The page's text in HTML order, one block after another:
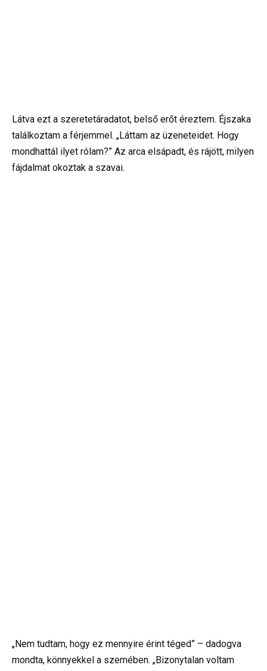
Látva ezt a szeretetáradatot, belső erőt éreztem. Éjszaka
találkoztam a férjemmel. „Láttam az üzeneteidet. Hogy
mondhattál ilyet rólam?” Az arca elsápadt, és rájött, milyen
fájdalmat okoztak a szavai.
„Nem tudtam, hogy ez mennyire érint téged” – dadogva
mondta, könnyekkel a szemében. „Bizonytalan voltam